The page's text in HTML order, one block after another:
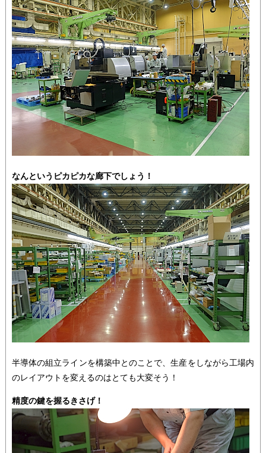
なんというピカピカな廊下でしょう！
半導体の組立ラインを構築中とのことで、生産をしながら工場内
のレイアウトを変えるのはとても大変そう！
精度の鍵を握るきさげ！